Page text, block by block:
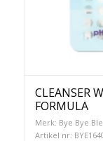
CLEANSER
FORMULA
Merk: Bye Bye
Artikel nr: